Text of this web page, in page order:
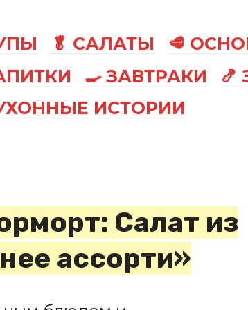
🥬 САЛАТЫ 🥩
🍳 ЗАВТРАКИ 🍤
ИСТОРИИ
Салат из
ассорти»